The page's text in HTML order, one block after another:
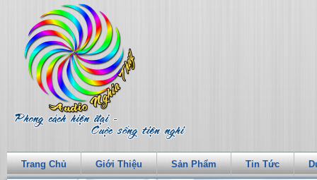
Trang Chủ Giới Thiệu Sản Phẩm Tin Tức